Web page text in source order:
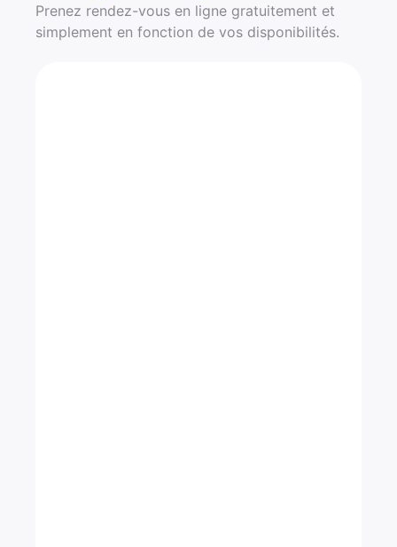
Prenez rendez-vous en ligne gratuitement et
simplement en fonction de vos disponibilités.